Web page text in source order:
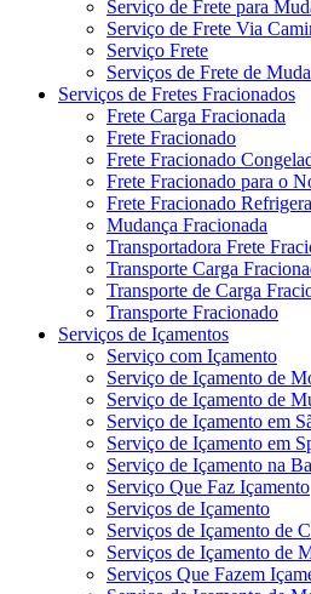
Serviço de Frete para
Serviço de Frete Via
Serviço Frete
Serviços de Frete de
Serviços de Fretes Fracionados
Frete Carga Fracionada
Frete Fracionado
Frete Fracionado
Frete Fracionado para o
Frete Fracionado
Mudança Fracionada
Transportadora Frete
Transporte Carga
Transporte de Carga
Transporte Fracionado
Serviços de Içamentos
Serviço com Içamento
Serviço de Içamento de
Serviço de Içamento de
Serviço de Içamento em
Serviço de Içamento em
Serviço de Içamento na
Serviço Que Faz Içamento
Serviços de Içamento
Serviços de Içamento de
Serviços de Içamento de
Serviços Que Fazem